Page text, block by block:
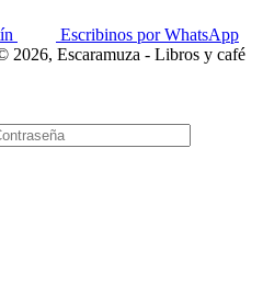
Escribinos por WhatsApp
2026, Escaramuza - Libros y café